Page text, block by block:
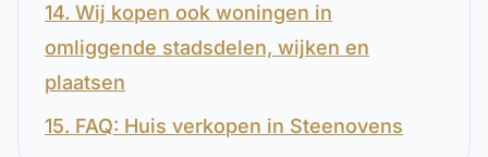
14. Wij kopen ook woningen in
omliggende stadsdelen, wijken en
plaatsen
15. FAQ: Huis verkopen in Steenovens